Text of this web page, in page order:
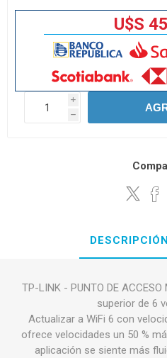
U$S
i
h
TP-LINK - PUNTO DE
superior de 6
Actualizar a WiFi 6 con
ofrece velocidades un 50 %
aplicación se siente más